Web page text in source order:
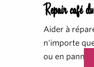
Repair café
Aider à
n'importe
ou en panne.